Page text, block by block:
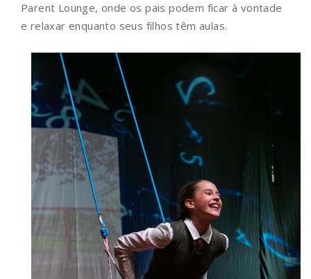
Parent Lounge, onde os pais podem ficar à vontade
e relaxar enquanto seus filhos têm aulas.